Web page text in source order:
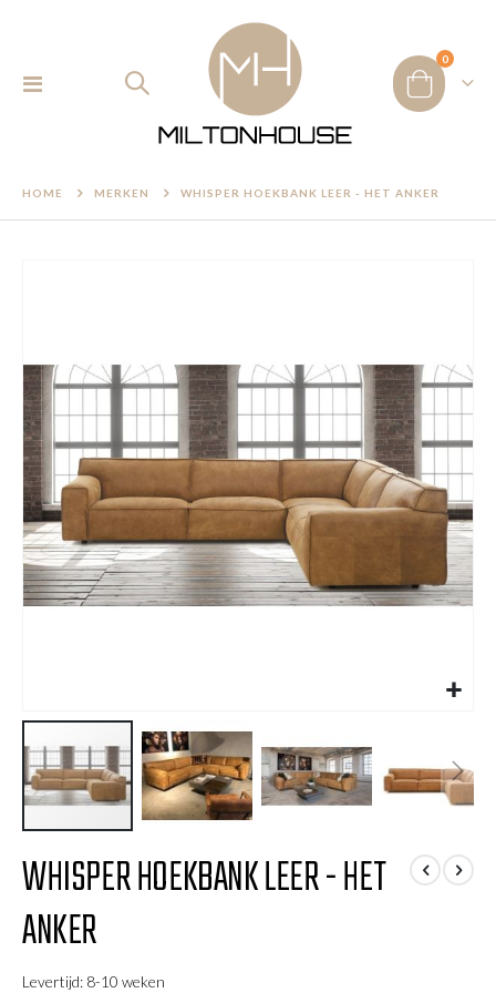
IN WINKELWAGEN
Toggle
Cart
0
HOME MERKEN WHISPER HOEKBANK LEER - HET ANKER
van
de
afbeeldingen-
gallerij
naar
het
begin
van
afbeeldingen-
WHISPER HOEKBANK LEER - HET
ANKER
Levertijd: 8-10 weken